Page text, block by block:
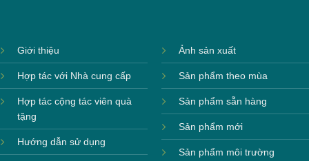
Giới thiệu
Hợp tác với Nhà cung cấp
Hợp tác cộng tác viên quà
tặng
Hướng dẫn sử dụng
Ảnh sản xuất
Sản phẩm theo mùa
Sản phẩm sẵn hàng
Sản phẩm mới
Sản phẩm môi trường